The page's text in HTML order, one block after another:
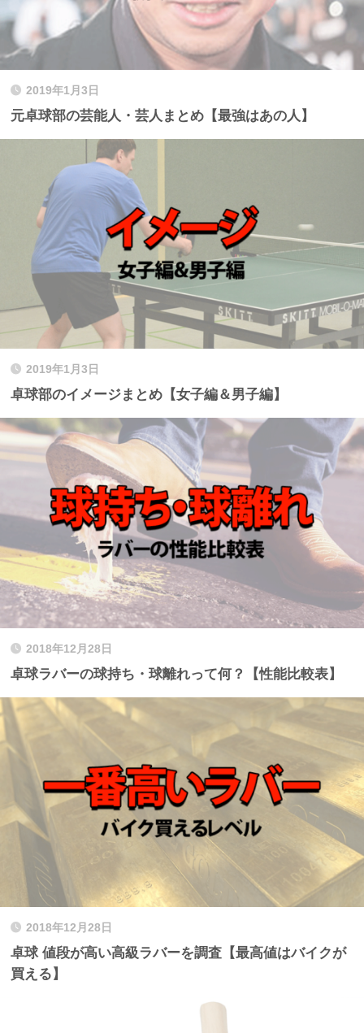
2019年1月3日
元卓球部の芸能人・芸人まとめ【最強はあの人】
2019年1月3日
卓球部のイメージまとめ【女子編＆男子編】
2018年12月28日
卓球ラバーの球持ち・球離れって何？【性能比較表】
2018年12月28日
卓球 値段が高い高級ラバーを調査【最高値はバイクが
買える】